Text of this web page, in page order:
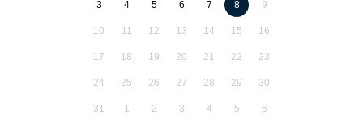
3 4 5 6 7 8 9
10 11 12 13 14 15 16
17 18 19 20 21 22 23
24 25 26 27 28 29 30
31 1 2 3 4 5 6